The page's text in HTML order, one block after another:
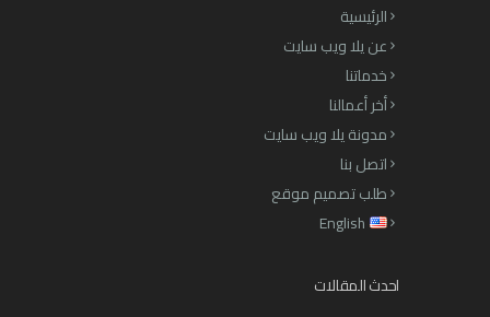
الرئيسية
عن يلا ويب سايت
خدماتنا
أخر أعمالنا
مدونة يلا ويب سايت
اتصل بنا
طلب تصميم موقع
English
احدث المقالات